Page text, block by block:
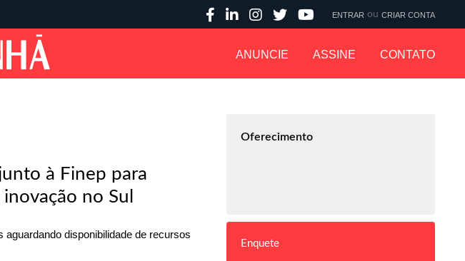
ANUNCIE ASSINE CONTATO
ENTRAR ou CRIAR CONTA
à Finep para
no Sul
disponibilidade de recursos
Oferecimento
Enquete